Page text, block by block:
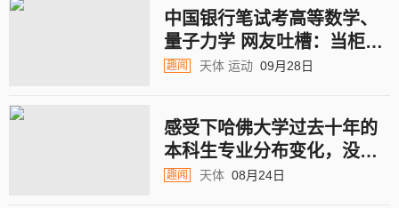
中国银行笔试考高等数学、
量子力学 网友吐槽：当柜员
这么难了？
趣闻 天体 运动 09月28日
感受下哈佛大学过去十年的
本科生专业分布变化，没办
法，人总是要吃饭的
趣闻 天体 08月24日